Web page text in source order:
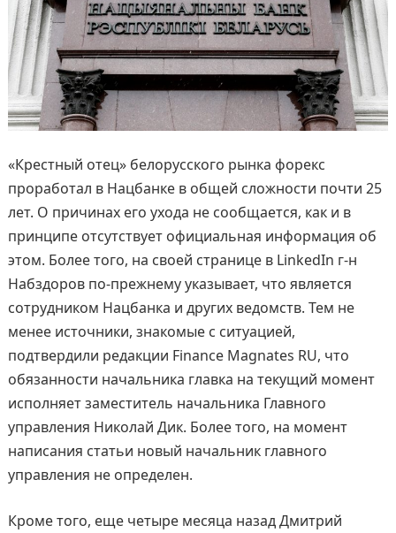
«Крестный отец» белорусского рынка форекс
проработал в Нацбанке в общей сложности почти 25
лет. О причинах его ухода не сообщается, как и в
принципе отсутствует официальная информация об
этом. Более того, на своей странице в LinkedIn г-н
Набздоров по-прежнему указывает, что является
сотрудником Нацбанка и других ведомств. Тем не
менее источники, знакомые с ситуацией,
подтвердили редакции Finance Magnates RU, что
обязанности начальника главка на текущий момент
исполняет заместитель начальника Главного
управления Николай Дик. Более того, на момент
написания статьи новый начальник главного
управления не определен.
Кроме того, еще четыре месяца назад Дмитрий